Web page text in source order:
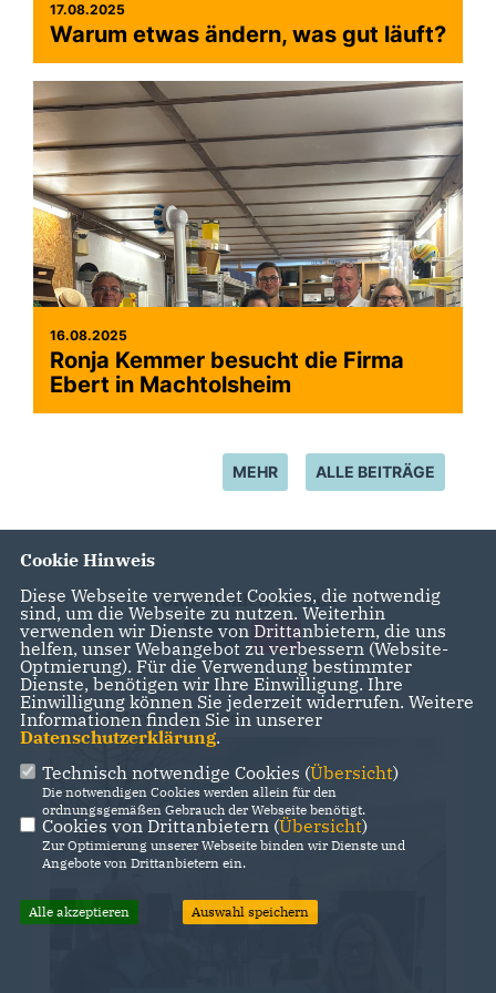
17.08.2025
Warum etwas ändern, was gut läuft?
16.08.2025
Ronja Kemmer besucht die Firma
Ebert in Machtolsheim
ALLE BEITRÄGE
MEHR
Bitte wählen Sie aus
Alle
vor4 Monaten 27 Tagen
Cookie Hinweis
Diese Webseite verwendet Cookies, die notwendig
sind, um die Webseite zu nutzen. Weiterhin
verwenden wir Dienste von Drittanbietern, die uns
helfen, unser Webangebot zu verbessern (Website-
Optmierung). Für die Verwendung bestimmter
Dienste, benötigen wir Ihre Einwilligung. Ihre
Einwilligung können Sie jederzeit widerrufen. Weitere
Informationen finden Sie in unserer
Datenschutzerklärung.
Technisch notwendige Cookies (Übersicht)
Die notwendigen Cookies werden allein für den
ordnungsgemäßen Gebrauch der Webseite benötigt.
Cookies von Drittanbietern (Übersicht)
Zur Optimierung unserer Webseite binden wir Dienste und
Angebote von Drittanbietern ein.
Alle akzeptieren Auswahl speichern